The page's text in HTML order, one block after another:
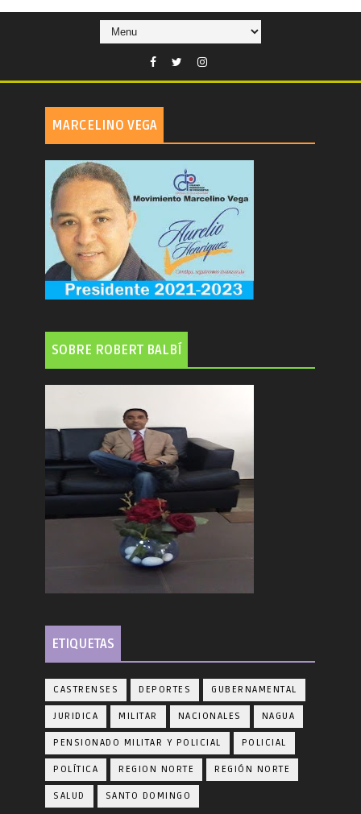
MARCELINO VEGA
SOBRE ROBERT BALBÍ
ETIQUETAS
CASTRENSES DEPORTES GUBERNAMENTAL
JURIDICA MILITAR NACIONALES NAGUA
PENSIONADO MILITAR Y POLICIAL POLICIAL
POLÍTICA REGION NORTE REGIÓN NORTE
SALUD SANTO DOMINGO